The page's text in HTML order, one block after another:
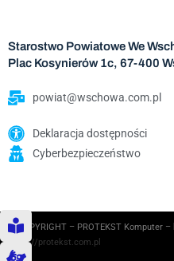
Starostwo Powiatowe We
Plac Kosynierów 1c, 67-400
powiat@wschowa.com.pl
Deklaracja dostępności
Cyberbezpieczeństwo
© COPYRIGHT – PROTEKST Komputer
https://protekst.com.pl